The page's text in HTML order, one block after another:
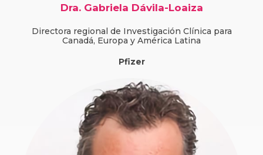
Dra. Gabriela Dávila-Loaiza
Directora regional de Investigación Clínica para
Canadá, Europa y América Latina
Pfizer